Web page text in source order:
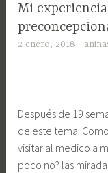
Mi
2 enero, 2018
Después de 19
de este tema.
visitar al medico a
poco no? las